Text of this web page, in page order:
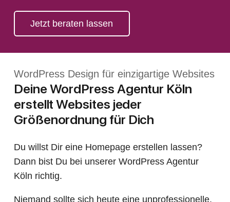
Jetzt beraten lassen
WordPress Design für einzigartige Websites
Deine WordPress Agentur Köln
erstellt Websites jeder
Größenordnung für Dich
Du willst Dir eine Homepage erstellen lassen?
Dann bist Du bei unserer WordPress Agentur
Köln richtig.
Niemand sollte sich heute eine unprofessionelle,